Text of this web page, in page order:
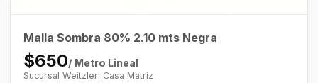
Malla Sombra 80% 2.10 mts Negra
$650/ Metro Lineal
Sucursal Weitzler: Casa Matriz